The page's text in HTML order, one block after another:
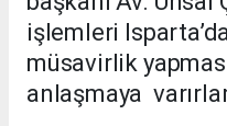
işlemleri
müsavirlik
anlaşmaya